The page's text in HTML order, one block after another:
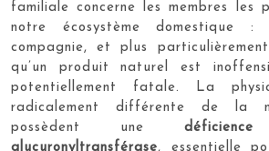
familiale concerne les membres les
notre écosystème domestique :
compagnie, et plus
qu’un produit naturel est
potentiellement fatale. La
radicalement différente de la
possèdent une
glucuronyltransférase, essentielle